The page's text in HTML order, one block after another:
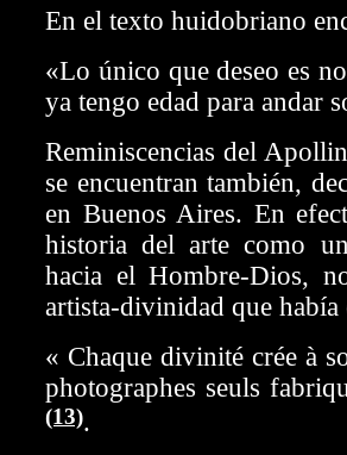
En el texto huidobriano
«Lo único que deseo es
ya tengo edad para andar
Reminiscencias del
se encuentran también,
en Buenos Aires. En
historia del arte como
hacia el Hombre-Dios,
artista-divinidad que
« Chaque divinité crée à
photographes seuls
(13).